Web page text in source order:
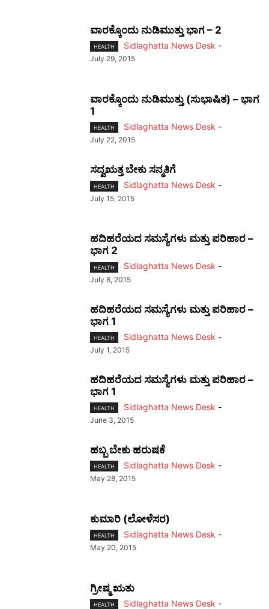
ವಾರಕ್ಕೊಂದು ನುಡಿಮುತ್ತು ಭಾಗ – 2
HEALTH Sidlaghatta News Desk -
July 29, 2015
ವಾರಕ್ಕೊಂದು ನುಡಿಮುತ್ತು (ಸುಭಾಷಿತ) – ಭಾಗ
1
HEALTH Sidlaghatta News Desk -
July 22, 2015
ಸದ್ವಋತ್ತ ಬೇಕು ಸನ್ಮತಿಗೆ
HEALTH Sidlaghatta News Desk -
July 15, 2015
ಹದಿಹರೆಯದ ಸಮಸ್ಯೆಗಳು ಮತ್ತು ಪರಿಹಾರ –
ಭಾಗ 2
HEALTH Sidlaghatta News Desk -
July 8, 2015
ಹದಿಹರೆಯದ ಸಮಸ್ಯೆಗಳು ಮತ್ತು ಪರಿಹಾರ –
ಭಾಗ 1
HEALTH Sidlaghatta News Desk -
July 1, 2015
ಹದಿಹರೆಯದ ಸಮಸ್ಯೆಗಳು ಮತ್ತು ಪರಿಹಾರ –
ಭಾಗ 1
HEALTH Sidlaghatta News Desk -
June 3, 2015
ಹಬ್ಬ ಬೇಕು ಹರುಷಕೆ
HEALTH Sidlaghatta News Desk -
May 28, 2015
ಕುಮಾರಿ (ಲೋಳೆಸರ)
HEALTH Sidlaghatta News Desk -
May 20, 2015
ಗ್ರೀಷ್ಮ ಋತು
HEALTH Sidlaghatta News Desk -